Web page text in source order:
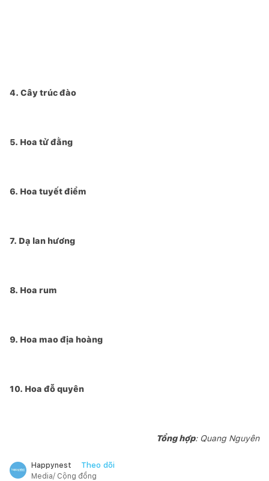
4. Cây trúc đào
5. Hoa tử đằng
6. Hoa tuyết điểm
7. Dạ lan hương
8. Hoa rum
9. Hoa mao địa hoàng
10. Hoa đỗ quyên
Tổng hợp: Quang Nguyên
Happynest Theo dõi
Media/ Cộng đồng